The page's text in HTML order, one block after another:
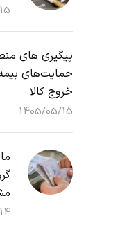
پیگیری های
حمایت‌های
خروج کالا
1405/05/15